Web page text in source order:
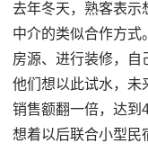
去年冬天，熟客表示
中介的类似合作方式
房源、进行装修，自
他们想以此试水，未
销售额翻一倍，达到
想着以后联合小型民